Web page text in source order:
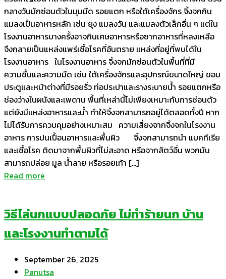
กลางวันมักซ่อนตัวในมุมมืด รอยแตก หรือใต้เครื่องจักร จิ้งจกกิน
แมลงเป็นอาหารหลัก เช่น ยุง แมลงวัน และแมลงตัวเล็กอื่น ๆ แต่ใน
โรงงานอาหารบางครั้งอาจกินเศษอาหารหรือซากอาหารที่หลงเหลือ
จึงกลายเป็นแหล่งแพร่เชื้อโรคที่อันตราย แหล่งที่อยู่ที่พบได้ใน
โรงงานอาหาร ในโรงงานอาหาร จิ้งจกมักซ่อนตัวในพื้นที่ที่มี
ความชื้นและความมืด เช่น ใต้เครื่องจักรและอุปกรณ์ขนาดใหญ่ ขอบ
ประตูและหน้าต่างที่มีรอยรั่ว ท่อประปาและรางระบายน้ำ รอยแตกหรือ
ช่องว่างในผนังและเพดาน พื้นที่เหล่านี้ไม่เพียงเหมาะกับการซ่อนตัว
แต่ยังมีแหล่งอาหารและน้ำ ทำให้จิ้งจกสามารถอยู่ได้ตลอดทั้งปี หาก
ไม่ได้รับการควบคุมอย่างเหมาะสม ความเสี่ยงจากจิ้งจกในโรงงาน
อาหาร การปนเปื้อนอาหารและพื้นผิว จิ้งจกสามารถนำ แบคทีเรีย
และเชื้อโรค ติดมาจากพื้นผิวที่ไม่สะอาด หรือจากสัตว์อื่น พวกมัน
สามารถปล่อย มูล น้ำลาย หรือรอยเท้า […]
Read more
วิธีไล่นกแบบปลอดภัย ไม่ทำร้ายนก บ้าน
และโรงงานทำตามได้
September 26, 2025
Panutsa